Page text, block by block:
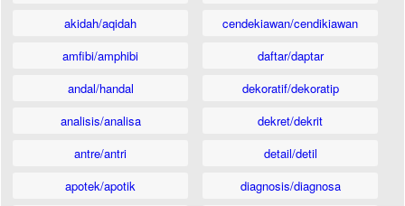
akidah/aqidah
amfibi/amphibi
andal/handal
analisis/analisa
antre/antri
apotek/apotik
cendekiawan/cendikiawan
daftar/daptar
dekoratif/dekoratip
dekret/dekrit
detail/detil
diagnosis/diagnosa